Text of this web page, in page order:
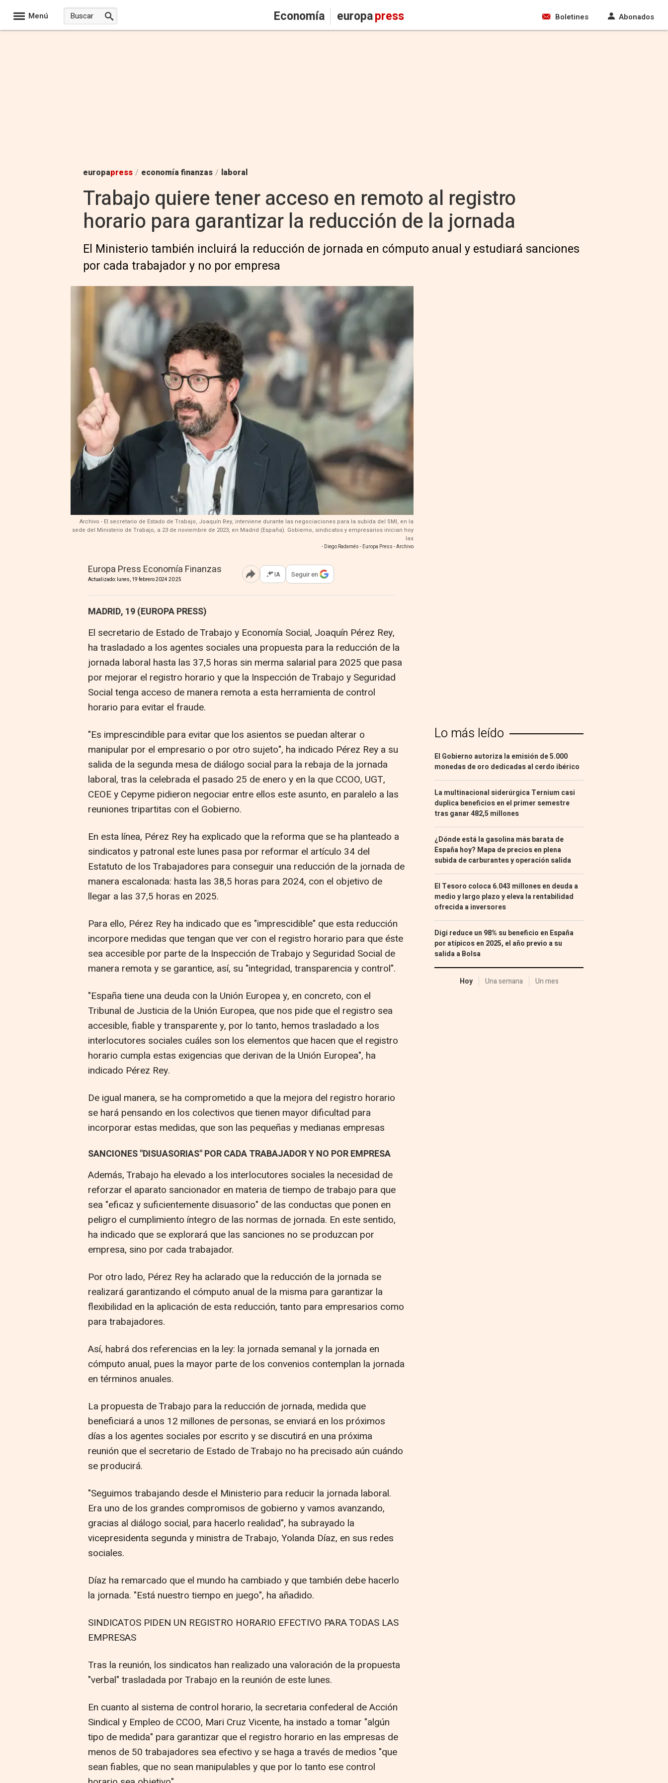
Menú Economía europapress Boletines Abonados
europapress / economía finanzas / laboral
Trabajo quiere tener acceso en remoto al registro
horario para garantizar la reducción de la jornada
El Ministerio también incluirá la reducción de jornada en cómputo anual y estudiará sanciones
por cada trabajador y no por empresa
Archivo - El secretario de Estado de Trabajo, Joaquín Rey, interviene durante las negociaciones para la subida del SMI, en la
sede del Ministerio de Trabajo, a 23 de noviembre de 2023, en Madrid (España). Gobierno, sindicatos y empresarios inician hoy
las
- Diego Radamés - Europa Press - Archivo
Europa Press Economía Finanzas
Actualizado: lunes, 19 febrero 2024 20:25 Abrir opciones para compartir
IA Seguir en
MADRID, 19 (EUROPA PRESS)
El secretario de Estado de Trabajo y Economía Social, Joaquín Pérez Rey,
ha trasladado a los agentes sociales una propuesta para la reducción de la
jornada laboral hasta las 37,5 horas sin merma salarial para 2025 que pasa
por mejorar el registro horario y que la Inspección de Trabajo y Seguridad
Social tenga acceso de manera remota a esta herramienta de control
horario para evitar el fraude.
"Es imprescindible para evitar que los asientos se puedan alterar o
manipular por el empresario o por otro sujeto", ha indicado Pérez Rey a su
salida de la segunda mesa de diálogo social para la rebaja de la jornada
laboral, tras la celebrada el pasado 25 de enero y en la que CCOO, UGT,
CEOE y Cepyme pidieron negociar entre ellos este asunto, en paralelo a las
reuniones tripartitas con el Gobierno.
En esta línea, Pérez Rey ha explicado que la reforma que se ha planteado a
sindicatos y patronal este lunes pasa por reformar el artículo 34 del
Estatuto de los Trabajadores para conseguir una reducción de la jornada de
manera escalonada: hasta las 38,5 horas para 2024, con el objetivo de
llegar a las 37,5 horas en 2025.
Para ello, Pérez Rey ha indicado que es "imprescidible" que esta reducción
incorpore medidas que tengan que ver con el registro horario para que éste
sea accesible por parte de la Inspección de Trabajo y Seguridad Social de
manera remota y se garantice, así, su "integridad, transparencia y control".
"España tiene una deuda con la Unión Europea y, en concreto, con el
Tribunal de Justicia de la Unión Europea, que nos pide que el registro sea
accesible, fiable y transparente y, por lo tanto, hemos trasladado a los
interlocutores sociales cuáles son los elementos que hacen que el registro
horario cumpla estas exigencias que derivan de la Unión Europea", ha
indicado Pérez Rey.
De igual manera, se ha comprometido a que la mejora del registro horario
se hará pensando en los colectivos que tienen mayor dificultad para
incorporar estas medidas, que son las pequeñas y medianas empresas
SANCIONES "DISUASORIAS" POR CADA TRABAJADOR Y NO POR EMPRESA
Además, Trabajo ha elevado a los interlocutores sociales la necesidad de
reforzar el aparato sancionador en materia de tiempo de trabajo para que
sea "eficaz y suficientemente disuasorio" de las conductas que ponen en
peligro el cumplimiento íntegro de las normas de jornada. En este sentido,
ha indicado que se explorará que las sanciones no se produzcan por
empresa, sino por cada trabajador.
Por otro lado, Pérez Rey ha aclarado que la reducción de la jornada se
realizará garantizando el cómputo anual de la misma para garantizar la
flexibilidad en la aplicación de esta reducción, tanto para empresarios como
para trabajadores.
Así, habrá dos referencias en la ley: la jornada semanal y la jornada en
cómputo anual, pues la mayor parte de los convenios contemplan la jornada
en términos anuales.
La propuesta de Trabajo para la reducción de jornada, medida que
beneficiará a unos 12 millones de personas, se enviará en los próximos
días a los agentes sociales por escrito y se discutirá en una próxima
reunión que el secretario de Estado de Trabajo no ha precisado aún cuándo
se producirá.
"Seguimos trabajando desde el Ministerio para reducir la jornada laboral.
Era uno de los grandes compromisos de gobierno y vamos avanzando,
gracias al diálogo social, para hacerlo realidad", ha subrayado la
vicepresidenta segunda y ministra de Trabajo, Yolanda Díaz, en sus redes
sociales.
Díaz ha remarcado que el mundo ha cambiado y que también debe hacerlo
la jornada. "Está nuestro tiempo en juego", ha añadido.
SINDICATOS PIDEN UN REGISTRO HORARIO EFECTIVO PARA TODAS LAS
EMPRESAS
Tras la reunión, los sindicatos han realizado una valoración de la propuesta
"verbal" trasladada por Trabajo en la reunión de este lunes.
En cuanto al sistema de control horario, la secretaria confederal de Acción
Sindical y Empleo de CCOO, Mari Cruz Vicente, ha instado a tomar "algún
tipo de medida" para garantizar que el registro horario en las empresas de
menos de 50 trabajadores sea efectivo y se haga a través de medios "que
sean fiables, que no sean manipulables y que por lo tanto ese control
Lo más leído
El Gobierno autoriza la emisión de 5.000
monedas de oro dedicadas al cerdo ibérico
La multinacional siderúrgica Ternium casi
duplica beneficios en el primer semestre
tras ganar 482,5 millones
¿Dónde está la gasolina más barata de
España hoy? Mapa de precios en plena
subida de carburantes y operación salida
El Tesoro coloca 6.043 millones en deuda a
medio y largo plazo y eleva la rentabilidad
ofrecida a inversores
Digi reduce un 98% su beneficio en España
por atípicos en 2025, el año previo a su
salida a Bolsa
Hoy Una semana Un mes